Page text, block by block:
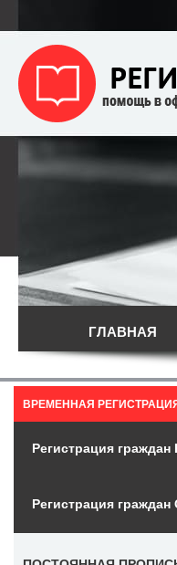
ГЛАВНАЯ
ВРЕМЕННАЯ РЕГИСТРАЦИЯ
Регистрация граждан
Регистрация граждан